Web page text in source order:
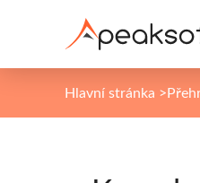
Hlavní stránka >